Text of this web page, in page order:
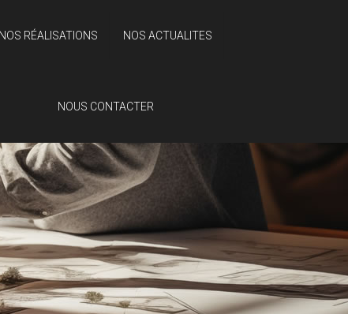
NOS RÉALISATIONS NOS ACTUALITES
NOUS CONTACTER